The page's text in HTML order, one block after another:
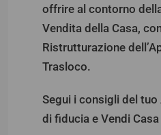
offrire al contorno
Vendita della Casa,
Ristrutturazione
Trasloco.
Segui i consigli del
di fiducia e Vendi